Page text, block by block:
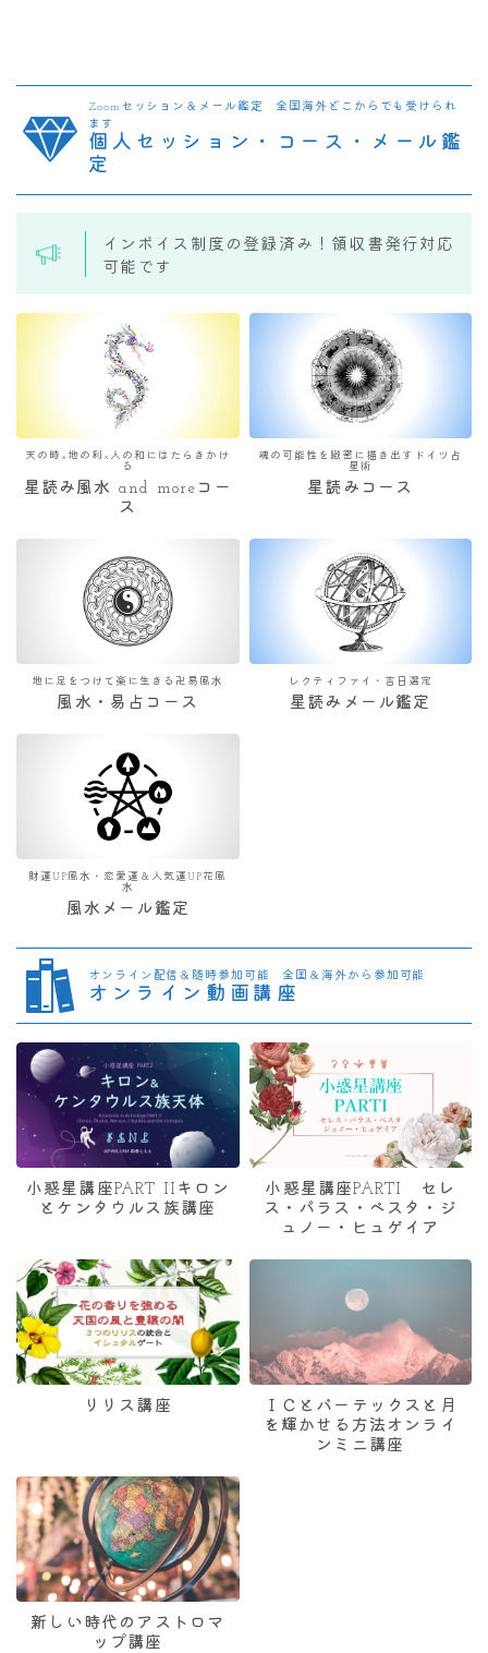
Zoomセッション＆メール鑑定 全国海外どこからでも受けられ
ます
個人セッション・コース・メール鑑
定
インボイス制度の登録済み！領収書発行対応
可能です
天の時×地の利×人の和にはたらきかけ
る
星読み風水 and moreコー
ス
魂の可能性を緻密に描き出すドイツ占
星術
星読みコース
地に足をつけて楽に生きる卍易風水
風水・易占コース
レクティファイ・吉日選定
星読みメール鑑定
財運UP風水・恋愛運＆人気運UP花風
水
風水メール鑑定
オンライン配信＆随時参加可能 全国＆海外から参加可能
オンライン動画講座
小惑星講座PART IIキロン
とケンタウルス族講座
小惑星講座PARTI セレ
ス・パラス・ベスタ・ジ
ュノー・ヒュゲイア
リリス講座
ＩＣとバーテックスと月
を輝かせる方法オンライ
ンミニ講座
新しい時代のアストロマ
ップ講座